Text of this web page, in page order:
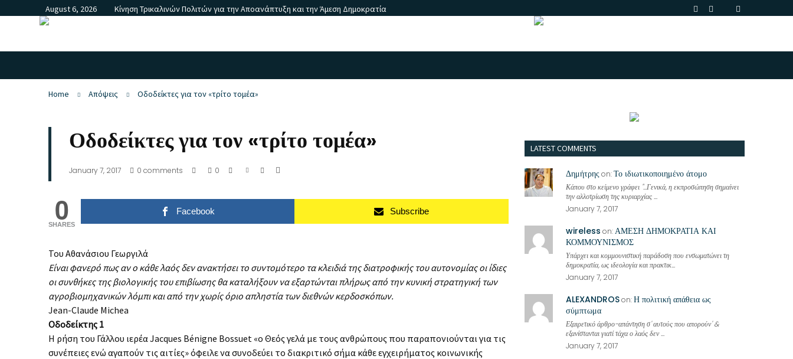
August 6, 2026 Κίνηση Τρικαλινών Πολιτών για την Αποανάπτυξη και την Άμεση Δημοκρατία
Home Απόψεις Οδοδείκτες για τον «τρίτο τομέα»
Οδοδείκτες για τον «τρίτο τομέα»
January 7, 2017 0 comments 0
0
SHARES
Facebook Subscribe
Του Αθανάσιου Γεωργιλά
Είναι φανερό πως αν ο κάθε λαός δεν ανακτήσει το συντομότερο τα κλειδιά της διατροφικής του αυτονομίας οι ίδιες
οι συνθήκες της βιολογικής του επιβίωσης θα καταλήξουν να εξαρτώνται πλήρως από την κυνική στρατηγική των
αγροβιομηχανικών λόμπι και από την χωρίς όριο απληστία των διεθνών κερδοσκόπων.
Jean-Claude Michea
Οδοδείκτης 1
Η ρήση του Γάλλου ιερέα Jacques Bénigne Bossuet «ο Θεός γελά με τους ανθρώπους που παραπονιούνται για τις
συνέπειες ενώ αγαπούν τις αιτίες» όφειλε να συνοδεύει το διακριτικό σήμα κάθε εγχειρήματος κοινωνικής
LATEST COMMENTS
Δημήτρης on:Το ιδιωτικοποιημένο άτομο
Κάπου στο κείμενο γράφει "...Γενικά, η εκπροσώπηση σημαίνει
την αλλοτρίωση της κυριαρχίας ...
January 7, 2017
wireless on:ΑΜΕΣΗ ΔΗΜΟΚΡΑΤΙΑ ΚΑΙ
ΚΟΜΜΟΥΝΙΣΜΟΣ
Υπάρχει και κομμουνιστική παράδοση που ενσωματώνει τη
δημοκρατία, ως ιδεολογία και πρακτικ...
January 7, 2017
ALEXANDROSon:Η πολιτική απάθεια ως
σύμπτωμα
Εξαιρετικό άρθρο-απάντηση σ' αυτούς που απορούν' &
εξανίστανται γιατί τάχα ο λαός δεν ...
January 7, 2017